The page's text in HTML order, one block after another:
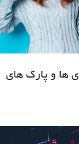
ها و پارک های